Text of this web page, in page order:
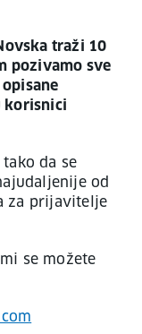
traži 10
pozivamo sve
korisnici
da se
od
za prijavitelje
se možete